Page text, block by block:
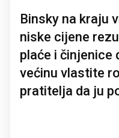
Binsky na kraju
niske cijene
plaće i činjenice
većinu vlastite
pratitelja da ju